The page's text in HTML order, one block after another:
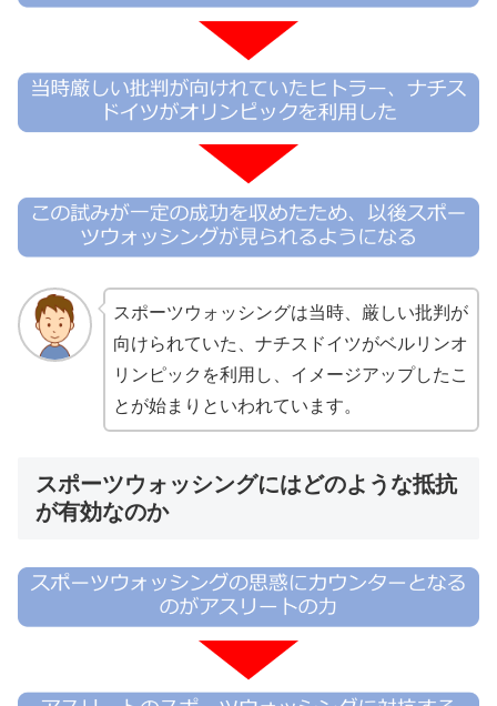
スポーツウォッシングは当時、厳しい批判が
向けられていた、ナチスドイツがベルリンオ
リンピックを利用し、イメージアップしたこ
とが始まりといわれています。
スポーツウォッシングにはどのような抵抗
が有効なのか